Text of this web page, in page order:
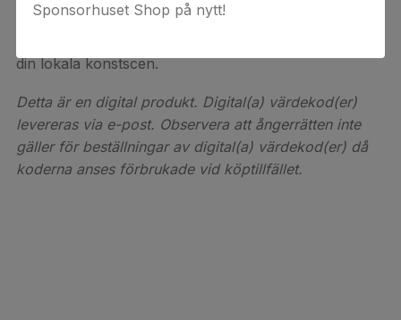
Ge dig själv eller någon du tycker om ett konstverk
din lokala konstscen.
Detta är en digital produkt. Digital(a) värdekod(er)
levereras via e-post. Observera att ångerrätten inte
gäller för beställningar av digital(a) värdekod(er) då
koderna anses förbrukade vid köptillfället.
Sponsorhuset Shop på nytt!